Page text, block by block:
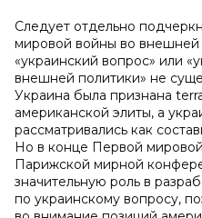
Следует отдельно
мировой войны во
«украинский вопрос» или
внешней политики» не
Украина была признана
американской элиты, а
рассматривались как
Но в конце Первой
Парижской мирной
значительную роль в
по украинскому вопросу,